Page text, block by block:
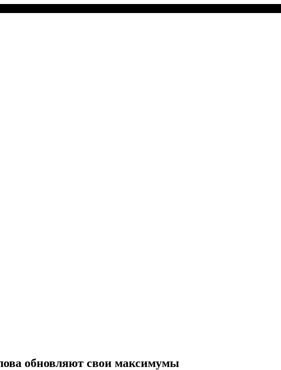
обновляют свои максимумы